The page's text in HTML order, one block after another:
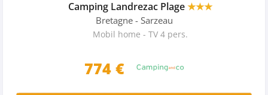
Camping Landrezac Plage★★★
Bretagne - Sarzeau
Mobil home - TV 4 pers.
774 €